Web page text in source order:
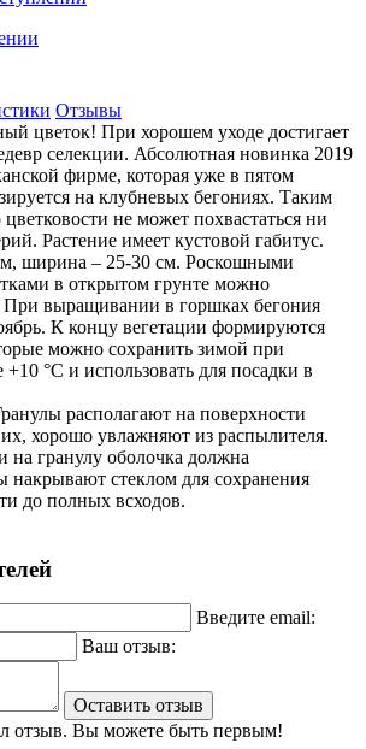
Отзывы
цветок! При хорошем уходе достигает
селекции. Абсолютная новинка 2019
фирме, которая уже в пятом
на клубневых бегониях. Таким
не может похвастаться ни
Растение имеет кустовой габитус.
ширина – 25-30 см. Роскошными
в открытом грунте можно
При выращивании в горшках бегония
К концу вегетации формируются
можно сохранить зимой при
°С и использовать для посадки в
располагают на поверхности
хорошо увлажняют из распылителя.
на гранулу оболочка должна
накрывают стеклом для сохранения
до полных всходов.
Введите email:
Ваш отзыв:
Оставить отзыв
отзыв. Вы можете быть первым!